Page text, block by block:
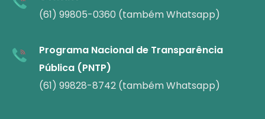
(61) 99805-0360 (também Whatsapp)
Programa Nacional de Transparência
Pública (PNTP)
(61) 99828-8742 (também Whatsapp)